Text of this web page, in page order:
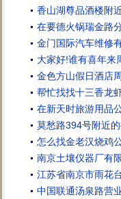
香山湖尊品酒楼附
在要德火锅瑞金路
金门国际汽车维修
大家好!谁有喜年来
金色方山假日酒店
帮忙找找十三香龙
在新天时旅游用品
莫愁路394号附近
怎么找金老汉烧鸡
南京土壤仪器厂有
江苏省南京市雨花
中国联通汤泉路营